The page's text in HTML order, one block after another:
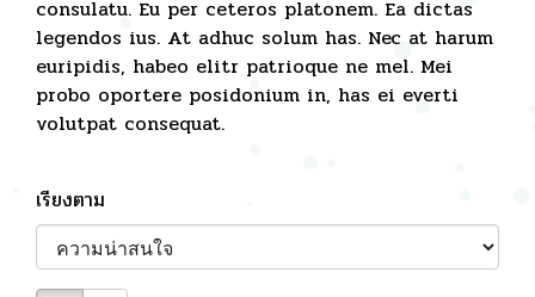
consulatu. Eu per ceteros platonem. Ea dictas
legendos ius. At adhuc solum has. Nec at harum
euripidis, habeo elitr patrioque ne mel. Mei
probo oportere posidonium in, has ei everti
volutpat consequat.
เรียงตาม